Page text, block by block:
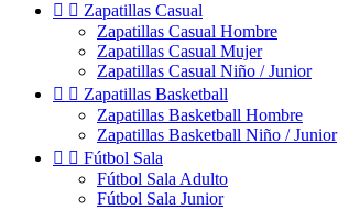
  Zapatillas Casual
Zapatillas Casual Hombre
Zapatillas Casual Mujer
Zapatillas Casual Niño / Junior
  Zapatillas Basketball
Zapatillas Basketball Hombre
Zapatillas Basketball Niño / Junior
  Fútbol Sala
Fútbol Sala Adulto
Fútbol Sala Junior